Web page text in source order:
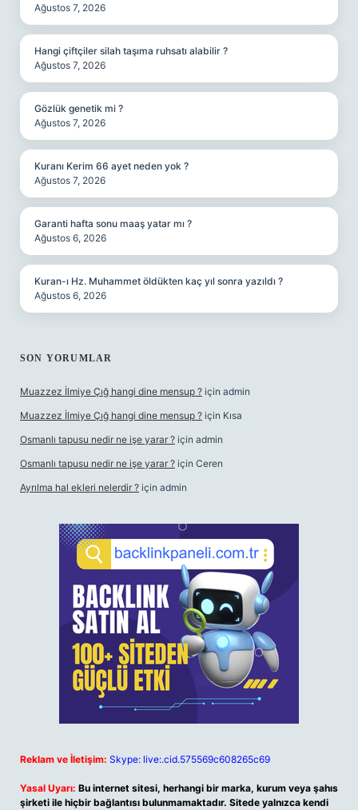
Ağustos 7, 2026
Hangi çiftçiler silah taşıma ruhsatı alabilir ?
Ağustos 7, 2026
Gözlük genetik mi ?
Ağustos 7, 2026
Kuranı Kerim 66 ayet neden yok ?
Ağustos 7, 2026
Garanti hafta sonu maaş yatar mı ?
Ağustos 6, 2026
Kuran-ı Hz. Muhammet öldükten kaç yıl sonra yazıldı ?
Ağustos 6, 2026
SON YORUMLAR
Muazzez İlmiye Çığ hangi dine mensup ? için admin
Muazzez İlmiye Çığ hangi dine mensup ? için Kısa
Osmanlı tapusu nedir ne işe yarar ? için admin
Osmanlı tapusu nedir ne işe yarar ? için Ceren
Ayrılma hal ekleri nelerdir ? için admin
Reklam ve İletişim: Skype: live:.cid.575569c608265c69
Yasal Uyarı: Bu internet sitesi, herhangi bir marka, kurum veya şahıs
şirketi ile hiçbir bağlantısı bulunmamaktadır. Sitede yalnızca kendi